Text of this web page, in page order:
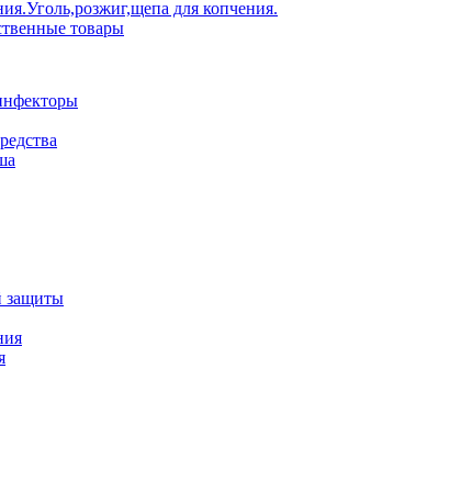
Уголь,розжиг,щепа для копчения.
товары
защиты